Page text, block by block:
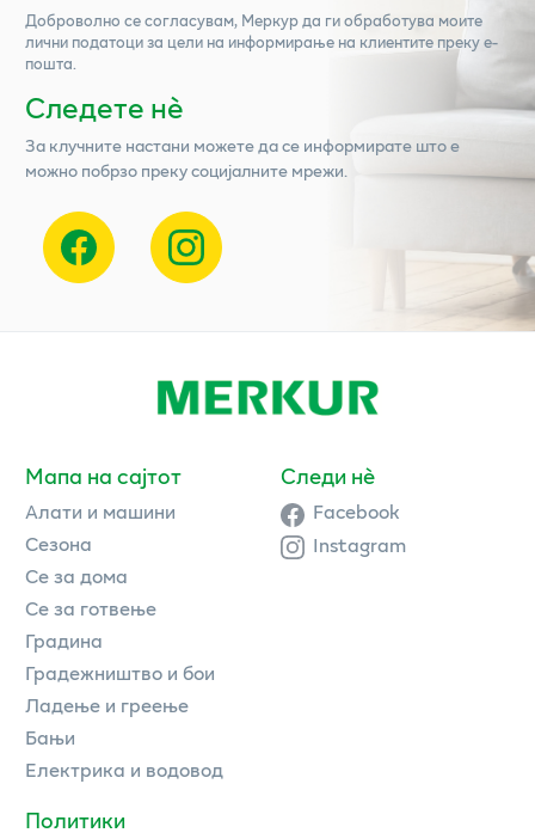
Доброволно се согласувам, Меркурда ги обработува моите
лични податоци за цели на информирање на клиентите преку е-
пошта.
Следете нѐ
За клучните настани можете да се информирате што е
можно побрзо преку социјалните мрежи.
Мапа на сајтот
Алати и машини
Сезона
Се за дома
Се за готвење
Градина
Градежништво и бои
Ладење и греење
Бањи
Електрика и водовод
Политики
Следи нè
Facebook
Instagram